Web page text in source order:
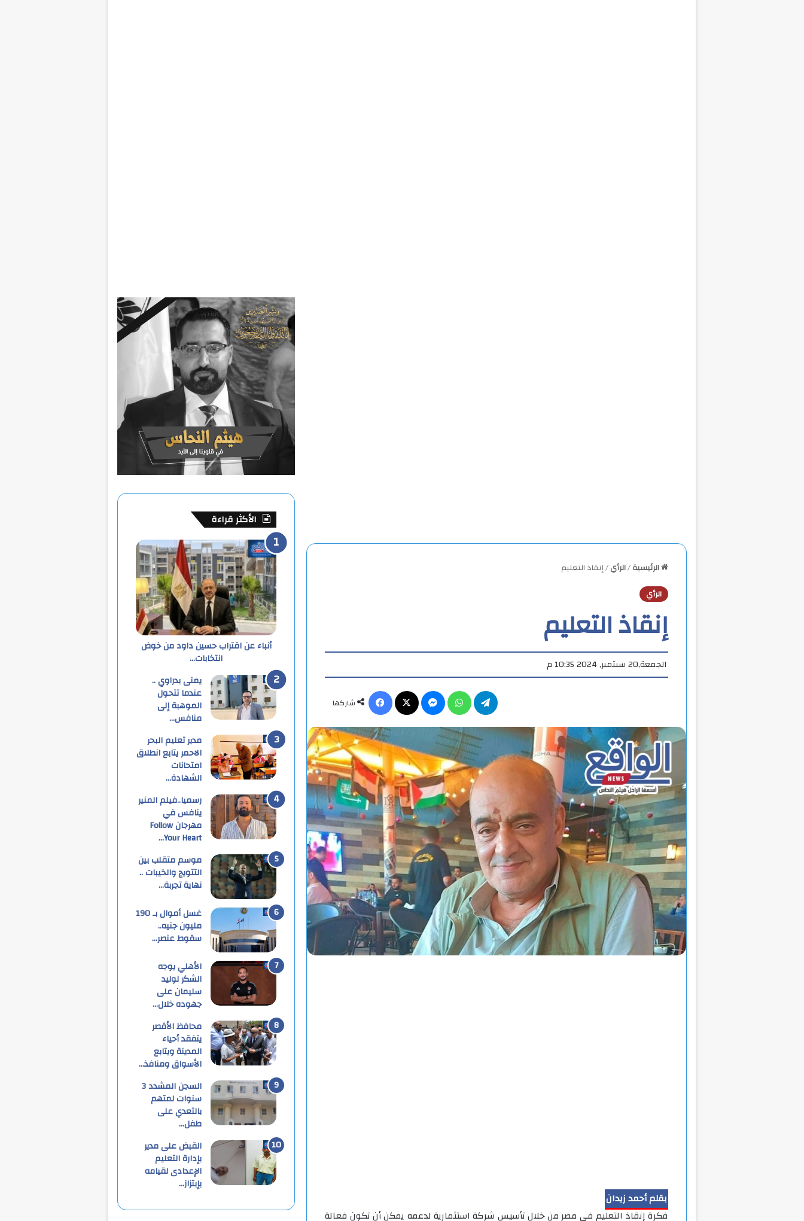
الرئيسية/الرأي/إنقاذ التعليم
الرأي
إنقاذ التعليم
الجمعة,20 سبتمبر, 2024 10:35 م
شاركها
ماسنجر واتساب تيلقرام
بقلم أحمد زيدان
فكرة إنقاذ التعليم في مصر من خلال تأسيس شركة استثمارية لدعمه يمكن أن تكون فعالة
الأكثر قراءة
أنباء عن اقتراب حسين داود من خوض
انتخابات…
يمنى بدراوي ..
عندما تتحول
الموهبة إلى
منافس…
مدير تعليم البحر
الاحمر يتابع انطلاق
امتحانات
الشهادة…
رسميا..فيلم المنير
ينافس في
مهرجان Follow
Your Heart…
موسم متقلب بين
التتويج والخيبات ..
نهاية تجربة…
غسل أموال بـ 190
مليون جنيه..
سقوط عنصر…
الأهلي يوجه
الشكر لوليد
سليمان على
جهوده خلال…
محافظ الأقصر
يتفقد أحياء
المدينة ويتابع
الأسواق ومنافذ…
السجن المشدد 3
سنوات لمتهم
بالتعدي على
طفل…
القبض على مدير
بإدارة التعليم
الإعدادى لقيامه
بإبتزاز…